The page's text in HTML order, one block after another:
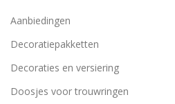
Aanbiedingen
Decoratiepakketten
Decoraties en versiering
Doosjes voor trouwringen